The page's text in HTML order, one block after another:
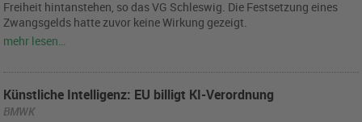
Frei­heit hint­an­ste­hen, so das VG Schles­wig. Die Fest­set­zung eines
Zwangs­gelds hatte zuvor keine Wir­kung ge­zeigt.
mehr lesen…
Künstliche Intelligenz: EU billigt KI-Verordnung
BMWK